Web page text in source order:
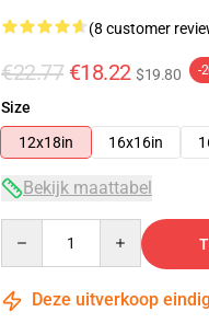
(8 customer
€22.77 €18.22 $19.80 -
Size
12x18in
16x16in
Bekijk maattabel
Deze uitverkoop